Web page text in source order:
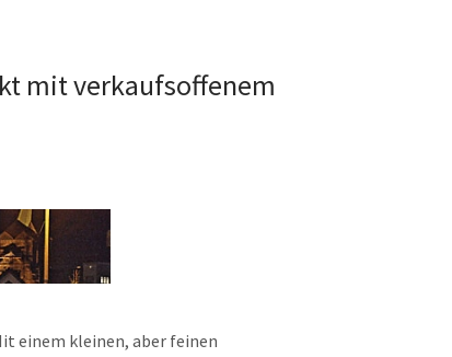
mit verkaufsoffenem
einem kleinen, aber feinen